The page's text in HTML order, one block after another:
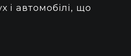
і автомобілі, що